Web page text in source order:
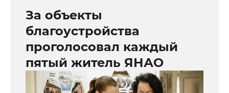
За объекты
благоустройства
проголосовал каждый
пятый житель ЯНАО